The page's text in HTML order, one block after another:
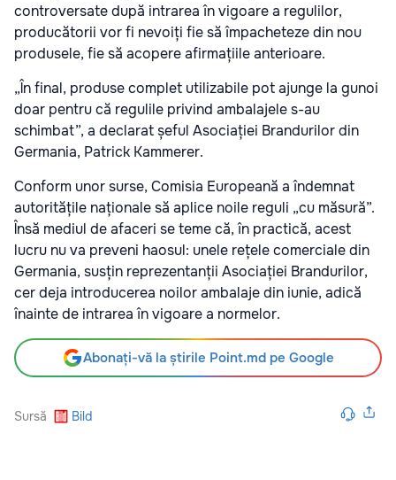
controversate după intrarea în vigoare a regulilor,
producătorii vor fi nevoiți fie să împacheteze din nou
produsele, fie să acopere afirmațiile anterioare.
„În final, produse complet utilizabile pot ajunge la gunoi
doar pentru că regulile privind ambalajele s-au
schimbat”, a declarat șeful Asociației Brandurilor din
Germania, Patrick Kammerer.
Conform unor surse, Comisia Europeană a îndemnat
autoritățile naționale să aplice noile reguli „cu măsură”.
Însă mediul de afaceri se teme că, în practică, acest
lucru nu va preveni haosul: unele rețele comerciale din
Germania, susțin reprezentanții Asociației Brandurilor,
cer deja introducerea noilor ambalaje din iunie, adică
înainte de intrarea în vigoare a normelor.
Abonați-vă la știrile Point.md pe Google
Sursă Bild